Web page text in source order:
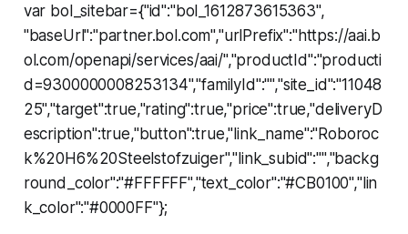
var bol_sitebar={"id":"bol_1612873615363",
"baseUrl":"partner.bol.com","urlPrefix":"https://aai.b
ol.com/openapi/services/aai/","productId":"producti
d=9300000008253134","familyId":"","site_id":"11048
25","target":true,"rating":true,"price":true,"deliveryD
escription":true,"button":true,"link_name":"Roboroc
k%20H6%20Steelstofzuiger","link_subid":"","backg
round_color":"#FFFFFF","text_color":"#CB0100","lin
k_color":"#0000FF"};